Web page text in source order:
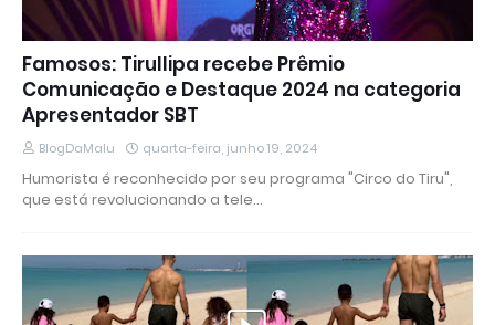
Famosos: Tirullipa recebe Prêmio
Comunicação e Destaque 2024 na categoria
Apresentador SBT
BlogDaMalu quarta-feira, junho 19, 2024
Humorista é reconhecido por seu programa "Circo do Tiru",
que está revolucionando a tele…